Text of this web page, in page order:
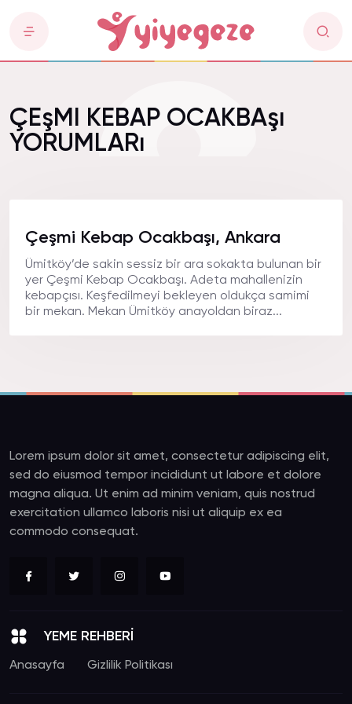
ÇEşMI KEBAP OCAKBAşı
YORUMLARı
Çeşmi Kebap Ocakbaşı, Ankara
Ümitköy’de sakin sessiz bir ara sokakta bulunan bir
yer Çeşmi Kebap Ocakbaşı. Adeta mahallenizin
kebapçısı. Keşfedilmeyi bekleyen oldukça samimi
bir mekan. Mekan Ümitköy anayoldan biraz...
Lorem ipsum dolor sit amet, consectetur adipiscing elit,
sed do eiusmod tempor incididunt ut labore et dolore
magna aliqua. Ut enim ad minim veniam, quis nostrud
exercitation ullamco laboris nisi ut aliquip ex ea
commodo consequat.
YEME REHBERİ
Anasayfa Gizlilik Politikası